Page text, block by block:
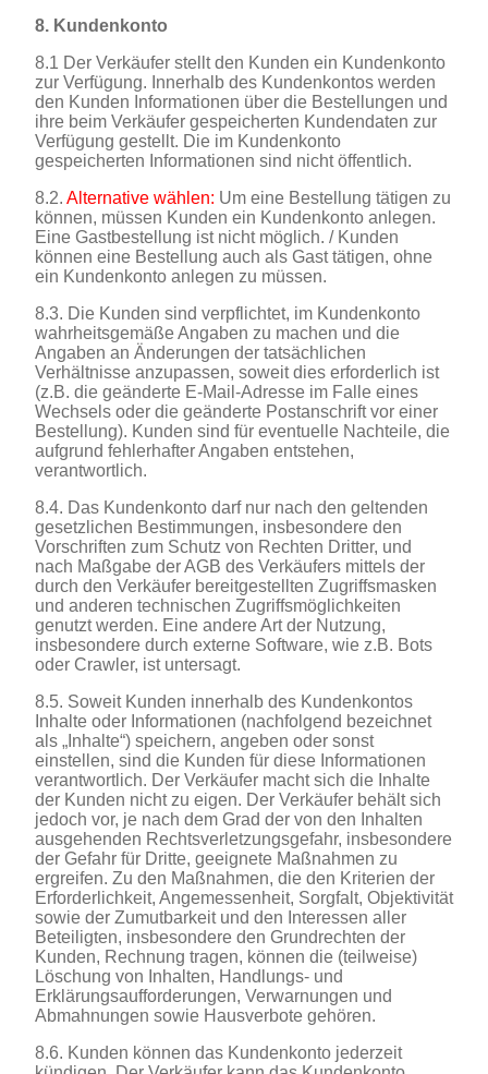
8. Kundenkonto
8.1 Der Verkäufer stellt den Kunden ein Kundenkonto
zur Verfügung. Innerhalb des Kundenkontos werden
den Kunden Informationen über die Bestellungen und
ihre beim Verkäufer gespeicherten Kundendaten zur
Verfügung gestellt. Die im Kundenkonto
gespeicherten Informationen sind nicht öffentlich.
8.2. Alternative wählen: Um eine Bestellung tätigen zu
können, müssen Kunden ein Kundenkonto anlegen.
Eine Gastbestellung ist nicht möglich. / Kunden
können eine Bestellung auch als Gast tätigen, ohne
ein Kundenkonto anlegen zu müssen.
8.3. Die Kunden sind verpflichtet, im Kundenkonto
wahrheitsgemäße Angaben zu machen und die
Angaben an Änderungen der tatsächlichen
Verhältnisse anzupassen, soweit dies erforderlich ist
(z.B. die geänderte E-Mail-Adresse im Falle eines
Wechsels oder die geänderte Postanschrift vor einer
Bestellung). Kunden sind für eventuelle Nachteile, die
aufgrund fehlerhafter Angaben entstehen,
verantwortlich.
8.4. Das Kundenkonto darf nur nach den geltenden
gesetzlichen Bestimmungen, insbesondere den
Vorschriften zum Schutz von Rechten Dritter, und
nach Maßgabe der AGB des Verkäufers mittels der
durch den Verkäufer bereitgestellten Zugriffsmasken
und anderen technischen Zugriffsmöglichkeiten
genutzt werden. Eine andere Art der Nutzung,
insbesondere durch externe Software, wie z.B. Bots
oder Crawler, ist untersagt.
8.5. Soweit Kunden innerhalb des Kundenkontos
Inhalte oder Informationen (nachfolgend bezeichnet
als „Inhalte“) speichern, angeben oder sonst
einstellen, sind die Kunden für diese Informationen
verantwortlich. Der Verkäufer macht sich die Inhalte
der Kunden nicht zu eigen. Der Verkäufer behält sich
jedoch vor, je nach dem Grad der von den Inhalten
ausgehenden Rechtsverletzungsgefahr, insbesondere
der Gefahr für Dritte, geeignete Maßnahmen zu
ergreifen. Zu den Maßnahmen, die den Kriterien der
Erforderlichkeit, Angemessenheit, Sorgfalt, Objektivität
sowie der Zumutbarkeit und den Interessen aller
Beteiligten, insbesondere den Grundrechten der
Kunden, Rechnung tragen, können die (teilweise)
Löschung von Inhalten, Handlungs- und
Erklärungsaufforderungen, Verwarnungen und
Abmahnungen sowie Hausverbote gehören.
8.6. Kunden können das Kundenkonto jederzeit